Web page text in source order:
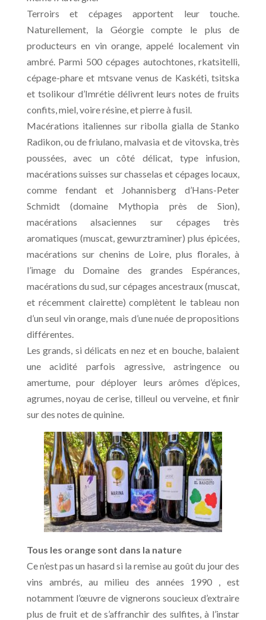
Terroirs et cépages apportent leur touche.
Naturellement, la Géorgie compte le plus de
producteurs en vin orange, appelé localement vin
ambré. Parmi 500 cépages autochtones, rkatsitelli,
cépage-phare et mtsvane venus de Kaskéti, tsitska
et tsolikour d’Imrétie délivrent leurs notes de fruits
confits, miel, voire résine, et pierre à fusil.
Macérations italiennes sur ribolla gialla de Stanko
Radikon, ou de friulano, malvasia et de vitovska, très
poussées, avec un côté délicat, type infusion,
macérations suisses sur chasselas et cépages locaux,
comme fendant et Johannisberg d’Hans-Peter
Schmidt (domaine Mythopia près de Sion),
macérations alsaciennes sur cépages très
aromatiques (muscat, gewurztraminer) plus épicées,
macérations sur chenins de Loire, plus florales, à
l’image du Domaine des grandes Espérances,
macérations du sud, sur cépages ancestraux (muscat,
et récemment clairette) complètent le tableau non
d’un seul vin orange, mais d’une nuée de propositions
différentes.
Les grands, si délicats en nez et en bouche, balaient
une acidité parfois agressive, astringence ou
amertume, pour déployer leurs arômes d’épices,
agrumes, noyau de cerise, tilleul ou verveine, et finir
sur des notes de quinine.
Tous les orange sont dans la nature
Ce n’est pas un hasard si la remise au goût du jour des
vins ambrés, au milieu des années 1990 , est
notamment l’œuvre de vignerons soucieux d’extraire
plus de fruit et de s’affranchir des sulfites, à l’instar